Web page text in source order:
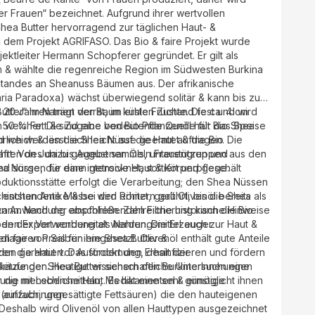
Frauen“ bezeichnet. Aufgrund ihrer wertvollen
Butter hervorragend zur täglichen Haut- &
Projekt AGRIFASO. Das Bio & faire Projekt wurde
Hermann Schopferer gegründet. Er gilt als
wählte die regenreiche Region im Südwesten Burkina
an Sheanuss Bäumen aus. Der afrikanische
wächst überwiegend solitär & kann bis zu
Jahren trägt der Baum erste Früchte. Die ca. 4 cm
% Fett & sind eine bedeutende Quelle für das Speise
werden die Shea Nüsse geerntet & die Bio
aus den
Nüsse, die dann getrocknet, sortiert und geschält
erfolgt die Verarbeitung; den Shea Nüssen
Nach der abschließenden Filtrierung kann die Bio
vorbereitet werden. Die Erzeuger
fairen Preis für ihre Shea Butter &
garantiert. Das fördert den Erhalt der
der Shea Butter sichern den BurkinerInnen eine
mit Lebensmitteln, Medikamenten & ermöglicht ihnen
im Namen verrät, im kühlen Zustand fest und wird
hält Bio Shea
die Haut auftragen. Die
unterstützen und
sorgen für eine intensive Haut & Körperpflege.
Antike & bei den Römern galt Olivenöl bereits als
Anwendung empfohlen. Zahlreiche historische Hinweise
der Verwendung als Nahrungsmittel auch zur Haut &
von Salben eingesetzt. Olivenöl enthält gute Anteile
die Haut vor Austrocknung, desinfizieren und fördern
Heutige wissenschaftliche Untersuchungen
menschliche Haut. Es hat eine sehr günstige
ungesättigte Fettsäuren) die den hauteigenen
wird Olivenöl von allen Hauttypen ausgezeichnet